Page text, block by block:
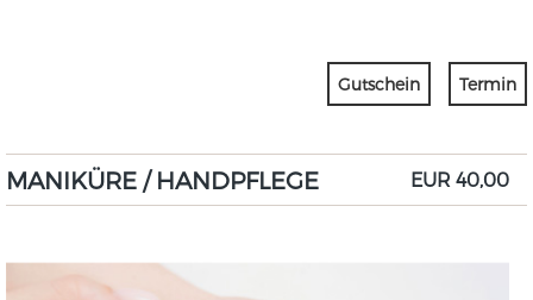
Gutschein Termin
MANIKÜRE / HANDPFLEGE EUR 40,00